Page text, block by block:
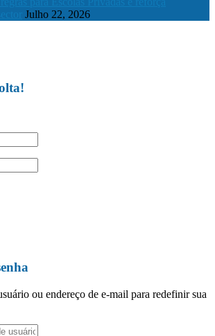
Julho 22, 2026
ou endereço de e-mail para redefinir sua